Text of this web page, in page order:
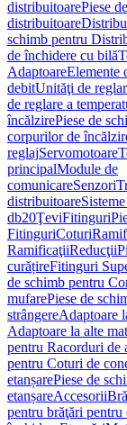
distribuitoarePiese
distribuitoare
schimb pentru
de închidere cu bilă
AdaptoareElemente
debitUnităţi de
de reglare a
încălzirePiese de
corpurilor de
reglajServomotoare
principalModule de
comunicareSenzori
distribuitoare
db20ŢeviFitinguri
FitinguriCoturi
RamificaţiiReducţii
curățireFitinguri
de schimb pentru
mufarePiese de
strângereAdaptoare
Adaptoare la alte
pentru Racorduri de
pentru Coturi de
etanșarePiese de
etanșareAccesorii
pentru brăţări pentru